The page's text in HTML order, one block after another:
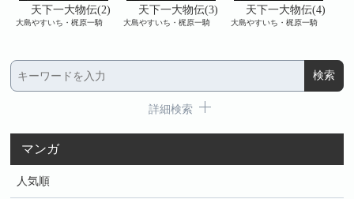
天下一大物伝(2)
大島やすいち・梶原一騎
天下一大物伝(3)
大島やすいち・梶原一騎
天下一大物伝(4)
大島やすいち・梶原一騎
詳細検索
マンガ
人気順